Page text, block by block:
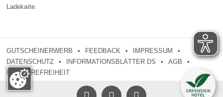
Ladekarte.
GUTSCHEINERWERB FEEDBACK
IMPRESSUM
DATENSCHUTZ
INFORMATIONSBLÄTTER DS
AGB
BARRIEREFREIHEIT